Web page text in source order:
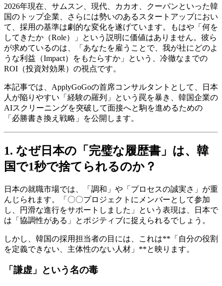
2026年現在、サムスン、現代、カカオ、クーパンといった韓
国のトップ企業、さらには勢いのあるスタートアップにおい
て、採用の基準は劇的な変化を遂げています。もはや「何を
してきたか（Role）」という説明に価値はありません。彼ら
が求めているのは、「あなたを雇うことで、我が社にどのよ
うな利益（Impact）をもたらすか」という、冷徹なまでの
ROI（投資対効果）の視点です。
本記事では、ApplyGoGoの首席コンサルタントとして、日本
人が陥りやすい「経験の羅列」という罠を暴き、韓国企業の
AIスクリーニングを突破して面接へと駒を進めるための
「必勝書き換え戦略」を公開します。
1. なぜ日本の「完璧な履歴書」は、韓
国で1秒で捨てられるのか？
日本の就職市場では、「調和」や「プロセスの誠実さ」が重
んじられます。「〇〇プロジェクトにメンバーとして参加
し、円滑な進行をサポートしました」という表現は、日本で
は「協調性がある」とポジティブに捉えられるでしょう。
しかし、韓国の採用担当者の目には、これは**「自分の役割
を定義できない、主体性のない人材」**と映ります。
「謙虚」という名の毒